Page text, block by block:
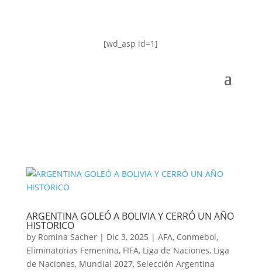
[wd_asp id=1]
ARGENTINA GOLEÓ A BOLIVIA Y CERRÓ UN AÑO
HISTORICO
by Romina Sacher| Dic 3, 2025 | AFA, Conmebol,
Eliminatorias Femenina, FIFA, Liga de Naciones, Liga
de Naciones, Mundial 2027, Selección Argentina